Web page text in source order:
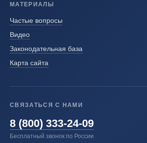
МАТЕРИАЛЫ
Частые вопросы
Видео
Законодательная база
Карта сайта
СВЯЗАТЬСЯ С НАМИ
8 (800) 333-24-09
Бесплатный звонок по России